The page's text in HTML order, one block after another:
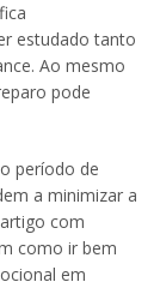
estudado tanto
Ao mesmo
pode
período de
a minimizar a
com
como ir bem
em